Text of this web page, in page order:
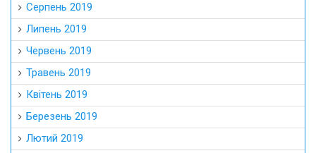
Серпень 2019
Липень 2019
Червень 2019
Травень 2019
Квітень 2019
Березень 2019
Лютий 2019